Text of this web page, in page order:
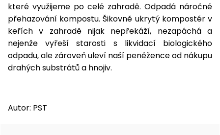
které využijeme po celé zahradě. Odpadá náročné
přehazování kompostu. Šikovně ukrytý kompostér v
keřích v zahradě nijak nepřekáží, nezapáchá a
nejenže vyřeší starosti s likvidací biologického
odpadu, ale zároveň uleví naší peněžence od nákupu
drahých substrátů a hnojiv.
Autor: PST